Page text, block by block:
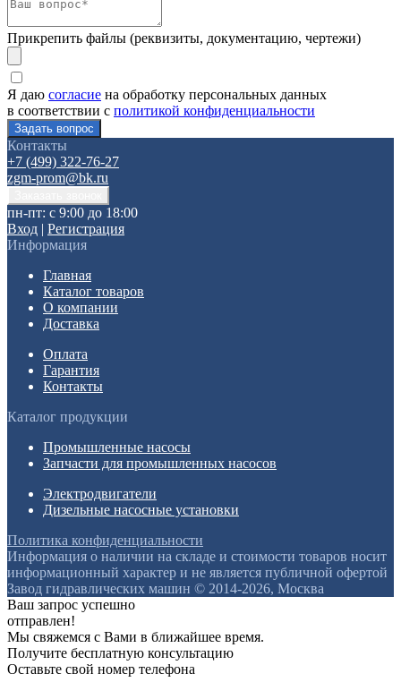
Прикрепить файлы (реквизиты, документацию, чертежи)
Я даю согласие на обработку персональных данных
в соответствии с политикой конфиденциальности
Контакты
+7 (499) 322-76-27
zgm-prom@bk.ru
пн-пт: с 9:00 до 18:00
Вход | Регистрация
Информация
Главная
Каталог товаров
О компании
Доставка
Оплата
Гарантия
Контакты
Каталог продукции
Промышленные насосы
Запчасти для промышленных насосов
Электродвигатели
Дизельные насосные установки
Политика конфиденциальности
Информация о наличии на складе и стоимости товаров носит
информационный характер и не является публичной офертой
Завод гидравлических машин © 2014-2026, Москва
Ваш запрос успешно
отправлен!
Мы свяжемся с Вами в ближайшее время.
Получите бесплатную консультацию
Оставьте свой номер телефона